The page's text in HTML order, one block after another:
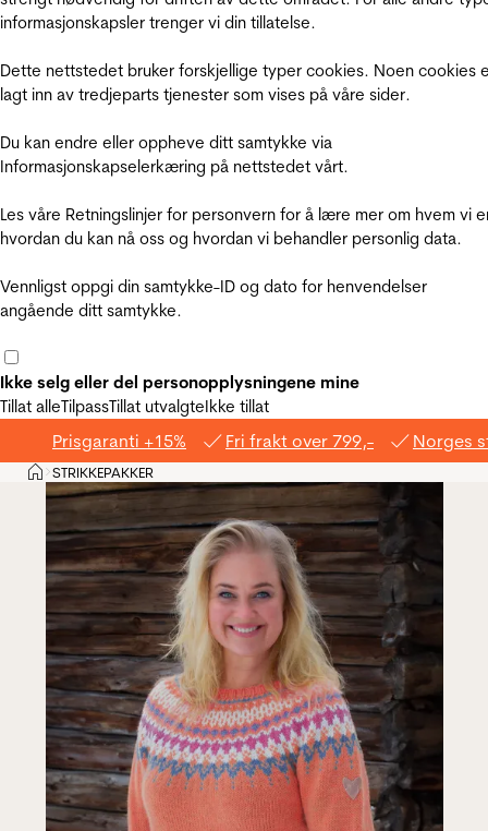
informasjonskapsler trenger vi din tillatelse.
Dette nettstedet bruker forskjellige typer cookies. Noen cookies
lagt inn av tredjeparts tjenester som vises på våre sider.
Du kan endre eller oppheve ditt samtykke via
Informasjonskapselerkæring på nettstedet vårt.
Les våre Retningslinjer for personvern for å lære mer om hvem vi
hvordan du kan nå oss og hvordan vi behandler personlig data.
Vennligst oppgi din samtykke-ID og dato for henvendelser
angående ditt samtykke.
Ikke selg eller del personopplysningene mine
Tillat alleTilpassTillat utvalgteIkke tillat
Prisgaranti +15% Fri frakt over 799,- Norges
Hjem
>STRIKKEPAKKER